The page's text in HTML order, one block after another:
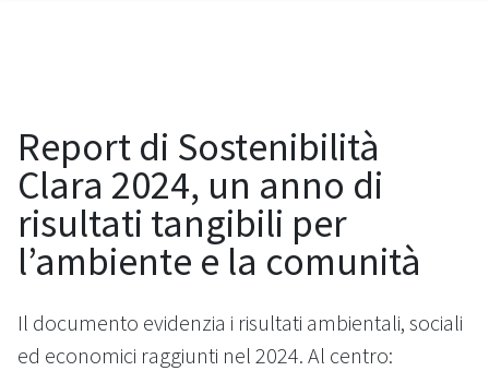
Report di Sostenibilità
Clara 2024, un anno di
risultati tangibili per
l’ambiente e la comunità
Il documento evidenzia i risultati ambientali, sociali
ed economici raggiunti nel 2024. Al centro: